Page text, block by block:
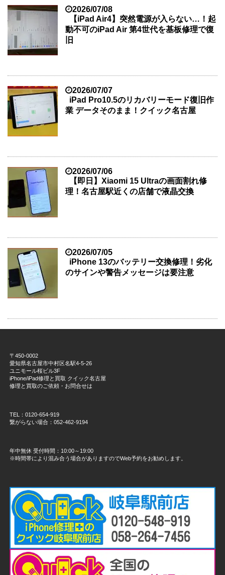
2026/07/08
【iPad Air4】突然電源が入らない…！起
動不可のiPad Air 第4世代を基板修理で復
旧
2026/07/07
iPad Pro10.5のリカバリーモード復旧作
業 データそのまま！クイック名古屋
2026/07/06
【即日】Xiaomi 15 Ultraの画面割れ修
理！名古屋駅近くの店舗で液晶交換
2026/07/05
iPhone 13のバッテリー交換修理！劣化
のサインや警告メッセージは要注意
〒450-0002
愛知県名古屋市中村区名駅4-5-26
ユニモール桜ビル3F
iPhone/iPad修理と買取 クイック名古屋
修理と買取のご依頼・お問合せは
TEL：0120-654-919
繋がらない場合：052-462-9194
年中無休 受付時間：10:00～19:00
※時間帯により混み合う場合がありますのでWeb予約をお勧めします。